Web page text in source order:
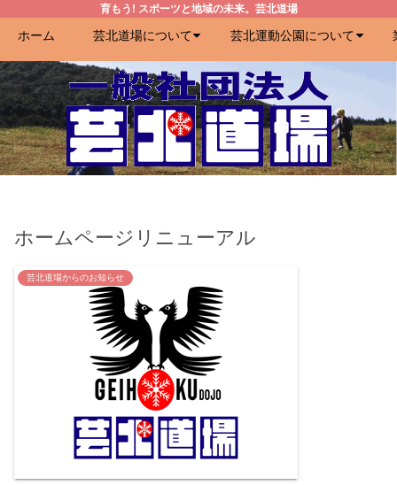
育もう! スポーツと地域の未来。芸北道場
ホーム 芸北道場について 芸北運動公園について
ホームページリニューアル
芸北道場からのお知らせ